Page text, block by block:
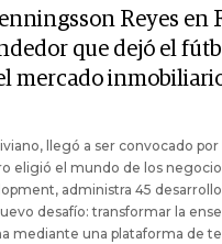
Reyes en
que dejó el
mercado
llegó a ser convocado por
eligió el mundo de los
administra 45
desafío: transformar la
mediante una plataforma de